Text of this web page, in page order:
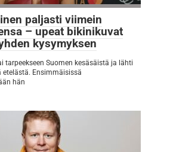
paljasti viimein
– upeat bikinikuvat
kysymyksen
tarpeekseen Suomen kesäsäistä ja lähti
Ensimmäisissä
hän